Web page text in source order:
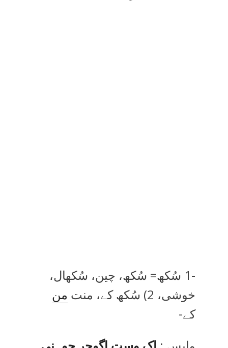
-1 سُکھ= سُکھ، چین، سُکھال،
خوشی، 2) سُکھ کے، منت
من
کے-